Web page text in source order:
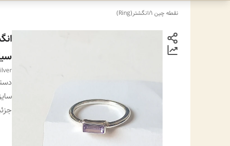
نقطه چین 1 /انگشتر(Ring)